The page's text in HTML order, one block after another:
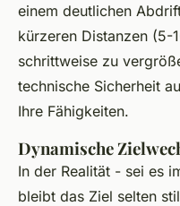
einem deutlichen
kürzeren Distanzen (5-
schrittweise zu
technische Sicherheit
Ihre Fähigkeiten.
Dynamische
In der Realität - sei es
bleibt das Ziel selten